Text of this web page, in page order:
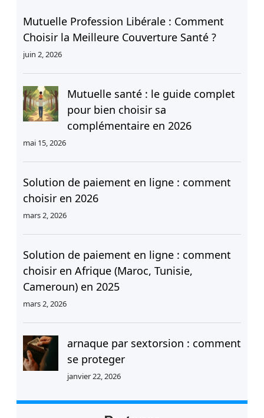
r
c
h
e
r
Mutuelle Profession Libérale : Comment
Choisir la Meilleure Couverture Santé ?
juin 2, 2026
Mutuelle santé : le guide complet
pour bien choisir sa
complémentaire en 2026
mai 15, 2026
Solution de paiement en ligne : comment
choisir en 2026
mars 2, 2026
Solution de paiement en ligne : comment
choisir en Afrique (Maroc, Tunisie,
Cameroun) en 2025
mars 2, 2026
arnaque par sextorsion : comment
se proteger
janvier 22, 2026